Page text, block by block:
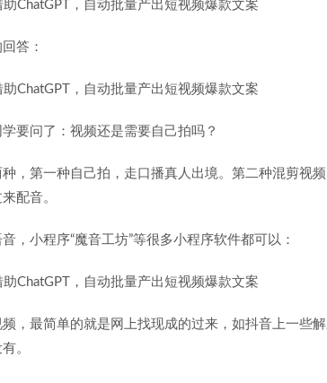
答：
要问了：视频还是需要自己拍吗？
，第一种自己拍，走口播真人出境。第二种混剪视
配音。
，小程序“魔音工坊”等很多小程序软件都可以：
，最简单的就是网上找现成的过来，如抖音上一些
。